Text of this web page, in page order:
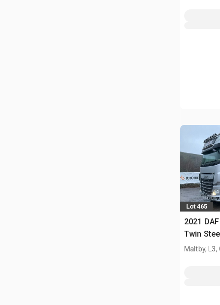
Lot 465
2021
Twin
Cabina
Maltby, L3,